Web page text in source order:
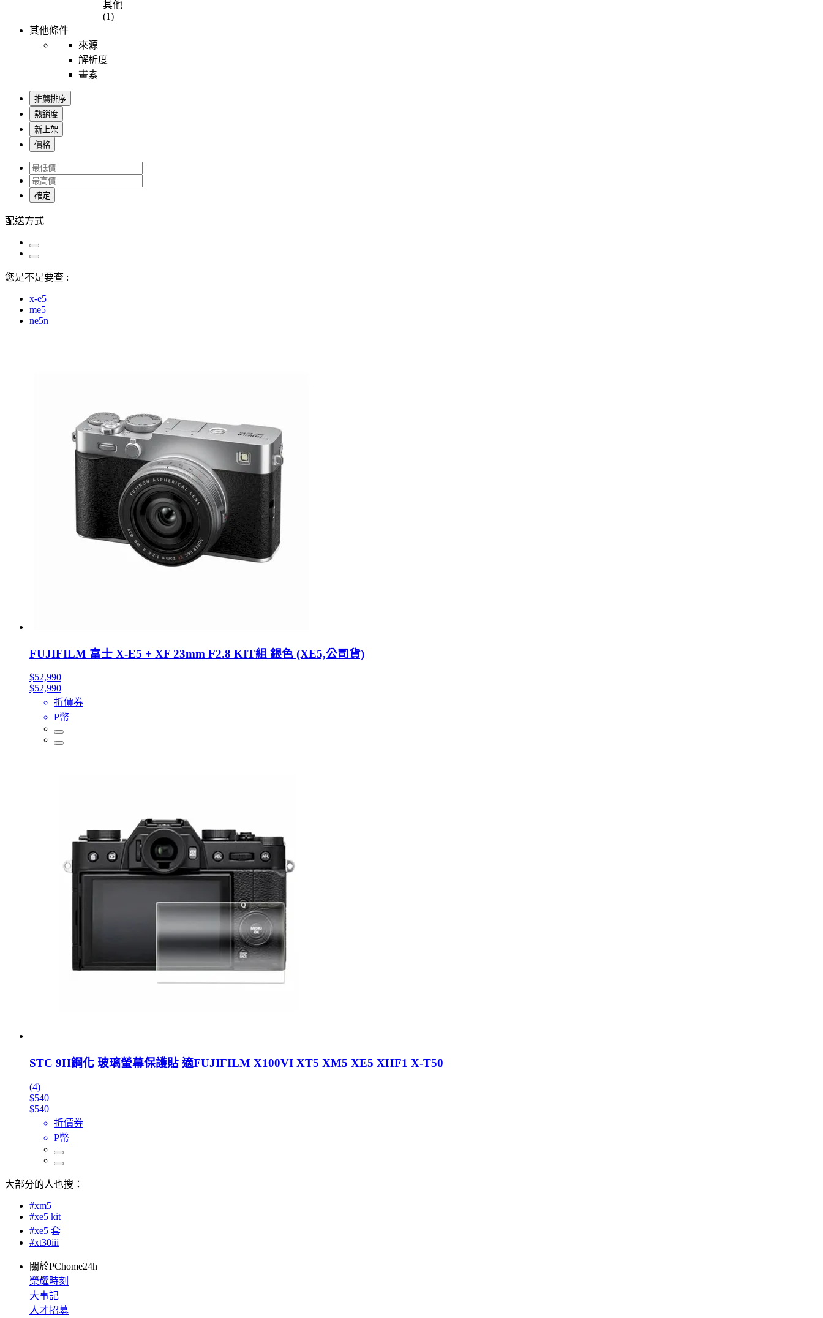
其他
(1)
其他條件
來源
解析度
畫素
推薦排序
熱銷度
新上架
價格
確定
配送方式
您是不是要查 :
x-e5
me5
ne5n
FUJIFILM 富士 X-E5 + XF 23mm F2.8 KIT組 銀色 (XE5,公司貨)
$52,990
$52,990
折價券
P幣
STC 9H鋼化 玻璃螢幕保護貼 適FUJIFILM X100VI XT5 XM5 XE5 XHF1 X-T50
(4)
$540
$540
折價券
P幣
大部分的人也搜：
#xm5
#xe5 kit
#xe5 套
#xt30iii
關於PChome24h
榮耀時刻
大事記
人才招募